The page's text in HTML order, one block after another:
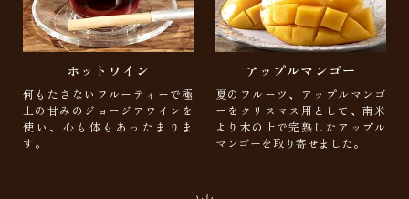
ホットワイン
何もたさないフルーティーで極
上の甘みのジョージアワインを
使い、心も体もあったまりま
す。
アップルマンゴー
夏のフルーツ、アップルマンゴ
ーをクリスマス用として、南米
より木の上で完熟したアップル
マンゴーを取り寄せました。